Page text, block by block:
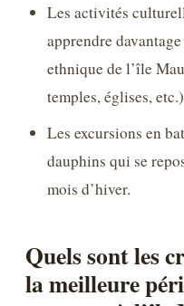
Les activités
apprendre
ethnique de l’île
temples, églises,
Les excursions en
dauphins qui se
mois d’hiver.
Quels sont les
la meilleure